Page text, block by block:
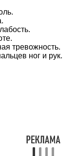
тревожность.
ног и рук.